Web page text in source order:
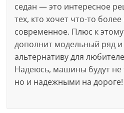
седан — это интересное
тех, кто хочет что-то
современное. Плюс к
дополнит модельный ряд
альтернативу для
Надеюсь, машины будут не
но и надежными на дороге!